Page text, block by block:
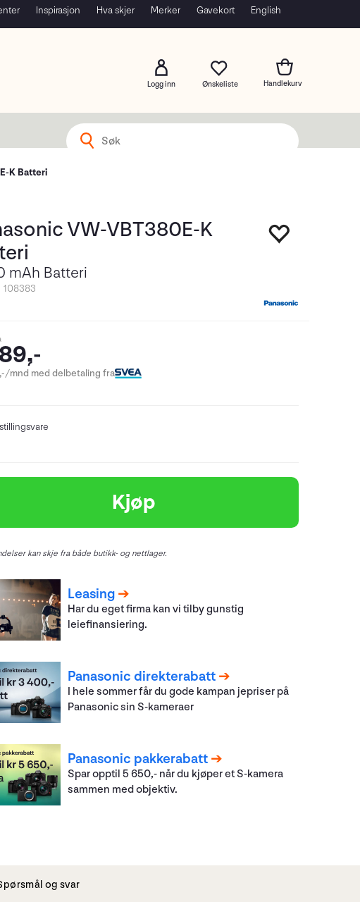
Inspirasjon Hva skjer Merker Gavekort English
Logg inn
K Batteri
VW-VBT380E-K
mAh Batteri
108383
mnd med delbetaling fra
Kjøp
kan skje fra både butikk- og nettlager.
Leasing
Har du eget firma kan vi tilby gunstig
leiefinansiering.
Panasonic direkterabatt
I hele sommer får du gode kampan jepriser på
Panasonic sin S-kameraer
Panasonic pakkerabatt
Spar opptil 5 650,- når du kjøper et S-kamera
sammen med objektiv.
og svar